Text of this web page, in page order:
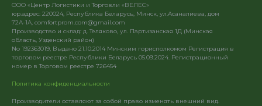
ООО «Центр Логистики и Торговли «ВЕЛЕС»
юр.адрес: 220024, Республика Беларусь, Минск, ул.Асаналиева, дом
72А-1А, comfortprom.com@gmail.com
Производство и склад: д. Теляково, ул. Партизанская 1Д (Минская
область, Узденский район)
No 192363019, Выдано 21.10.2014 Минским горисполкомом Регистрация в
торговом реестре Республики Беларусь 05.09.2024. Регистрационный
номер в Торговом реестре 726454
Политика конфиденциальности
Производители оставляют за собой право изменять внешний вид.